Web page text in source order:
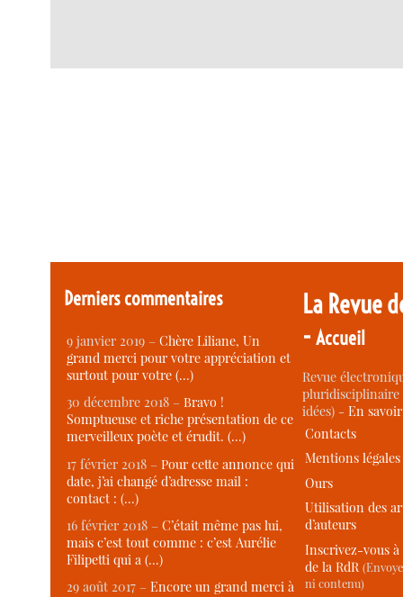
Derniers commentaires
9 janvier 2019 –Chère Liliane, Un
grand merci pour votre appréciation et
surtout pour votre (…)
30 décembre 2018 –Bravo !
Somptueuse et riche présentation de ce
merveilleux poète et érudit. (…)
17 février 2018 –Pour cette annonce qui
date, j’ai changé d’adresse mail :
contact : (…)
16 février 2018 –C’était même pas lui,
mais c’est tout comme : c’est Aurélie
Filipetti qui a (…)
29 août 2017 –Encore un grand merci à
La Revue
-Accueil
Revue
idées) -En
Contacts
Mentions légales
Ours
Utilisation des
d’auteurs
Inscrivez-vous
de la RdR
ni contenu)